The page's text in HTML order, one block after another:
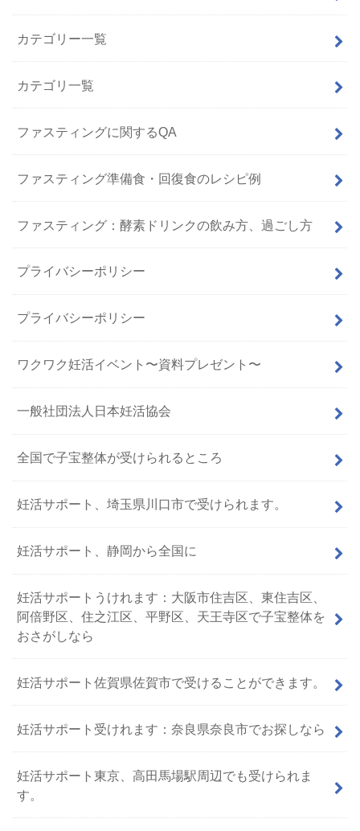
カテゴリー一覧
カテゴリ一覧
ファスティングに関するQA
ファスティング準備食・回復食のレシピ例
ファスティング：酵素ドリンクの飲み方、過ごし方
プライバシーポリシー
プライバシーポリシー
ワクワク妊活イベント〜資料プレゼント〜
一般社団法人日本妊活協会
全国で子宝整体が受けられるところ
妊活サポート、埼玉県川口市で受けられます。
妊活サポート、静岡から全国に
妊活サポートうけれます：大阪市住吉区、東住吉区、
阿倍野区、住之江区、平野区、天王寺区で子宝整体を
おさがしなら
妊活サポート佐賀県佐賀市で受けることができます。
妊活サポート受けれます：奈良県奈良市でお探しなら
妊活サポート東京、高田馬場駅周辺でも受けられま
す。